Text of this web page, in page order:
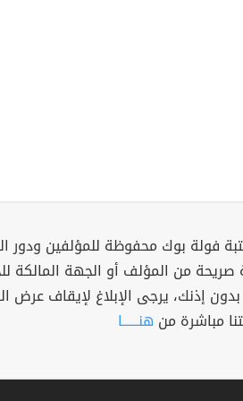
فولة بوك محفوظة للمؤلفين ودور
من المؤلف أو الجهة المالكة
إذنك، يرجى الإبلاغ لإيقاف عرض
مباشرة من هنــــــا